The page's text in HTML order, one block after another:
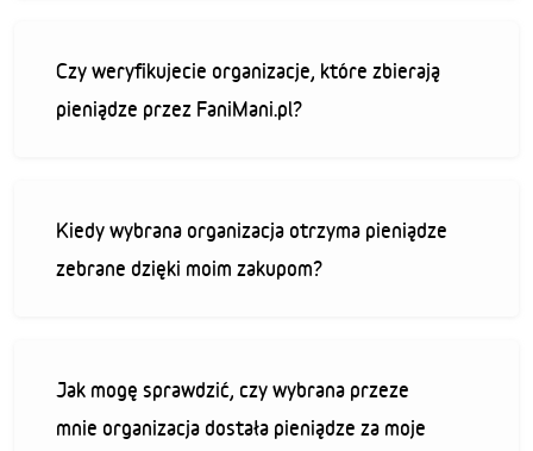
Czy weryfikujecie organizacje, które zbierają
pieniądze przez FaniMani.pl?
Kiedy wybrana organizacja otrzyma pieniądze
zebrane dzięki moim zakupom?
Jak mogę sprawdzić, czy wybrana przeze
mnie organizacja dostała pieniądze za moje